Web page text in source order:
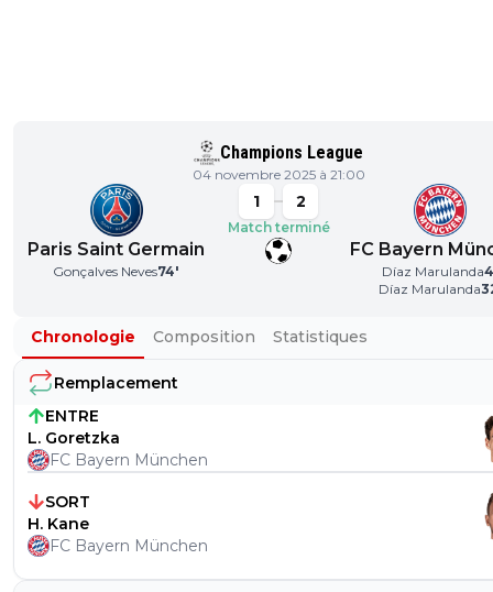
Champions League
04 novembre 2025 à 21:00
Paris Saint Germain
Gonçalves Neves74'
1 2
Match terminé
FC Bayern
Díaz Marulanda
Díaz Marulanda
Chronologie Composition Statistiques
Remplacement
ENTRE
L. Goretzka
FC Bayern München
SORT
H. Kane
FC Bayern München